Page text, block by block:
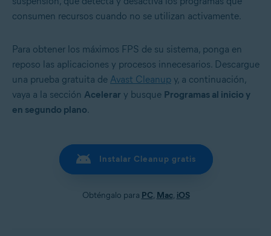
consumen recursos cuando no se utilizan activamente.
Para obtener los máximos FPS de su sistema, ponga en
reposo las aplicaciones y procesos innecesarios. Descargue
una prueba gratuita de Avast Cleanup y, a continuación,
vaya a la sección Acelerar y busque Programas al inicio y
en segundo plano.
Instalar Cleanup gratis
Obténgalo para PC, Mac, iOS